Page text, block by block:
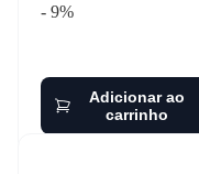
- 9%
Adicionar ao
carrinho